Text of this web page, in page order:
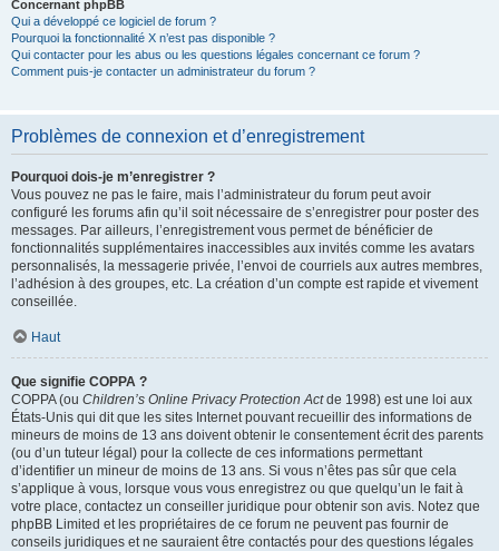
Concernant phpBB
Qui a développé ce logiciel de forum ?
Pourquoi la fonctionnalité X n’est pas disponible ?
Qui contacter pour les abus ou les questions légales concernant ce forum ?
Comment puis-je contacter un administrateur du forum ?
Problèmes de connexion et d’enregistrement
Pourquoi dois-je m’enregistrer ?
Vous pouvez ne pas le faire, mais l’administrateur du forum peut avoir
configuré les forums afin qu’il soit nécessaire de s’enregistrer pour poster des
messages. Par ailleurs, l’enregistrement vous permet de bénéficier de
fonctionnalités supplémentaires inaccessibles aux invités comme les avatars
personnalisés, la messagerie privée, l’envoi de courriels aux autres membres,
l’adhésion à des groupes, etc. La création d’un compte est rapide et vivement
conseillée.
Haut
Que signifie COPPA ?
COPPA (ou Children’s Online Privacy Protection Actde 1998) est une loi aux
États-Unis qui dit que les sites Internet pouvant recueillir des informations de
mineurs de moins de 13 ans doivent obtenir le consentement écrit des parents
(ou d’un tuteur légal) pour la collecte de ces informations permettant
d’identifier un mineur de moins de 13 ans. Si vous n’êtes pas sûr que cela
s’applique à vous, lorsque vous vous enregistrez ou que quelqu’un le fait à
votre place, contactez un conseiller juridique pour obtenir son avis. Notez que
phpBB Limited et les propriétaires de ce forum ne peuvent pas fournir de
conseils juridiques et ne sauraient être contactés pour des questions légales